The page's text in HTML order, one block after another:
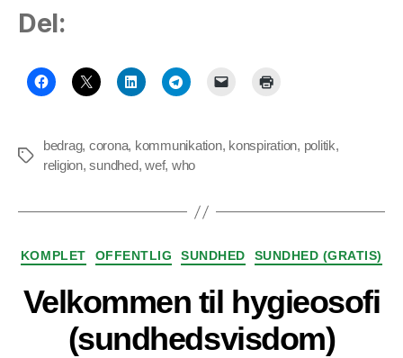
Del:
Tags
bedrag, corona, kommunikation, konspiration, politik,
religion,sundhed,wef, who
Kategorier
KOMPLET OFFENTLIG SUNDHED SUNDHED (GRATIS)
Velkommen til hygieosofi
(sundhedsvisdom)